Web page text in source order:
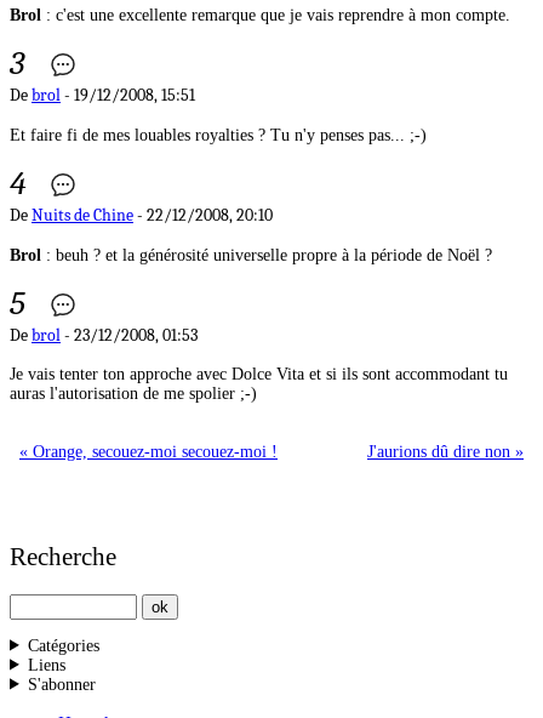
Brol : c'est une excellente remarque que je vais reprendre à mon compte.
3
Debrol- 19/12/2008, 15:51
Et faire fi de mes louables royalties ? Tu n'y penses pas... ;-)
4
DeNuits de Chine- 22/12/2008, 20:10
Brol : beuh ? et la générosité universelle propre à la période de Noël ?
5
Debrol- 23/12/2008, 01:53
Je vais tenter ton approche avec Dolce Vita et si ils sont accommodant tu
auras l'autorisation de me spolier ;-)
« Orange, secouez-moi secouez-moi ! J'aurions dû dire non »
Recherche
Catégories
Liens
S'abonner